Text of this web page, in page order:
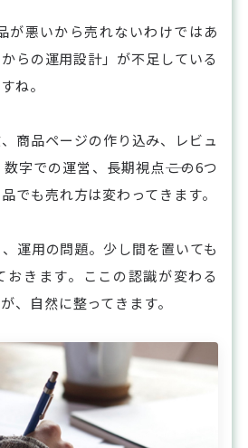
が悪いから売れないわけではあ
らの運用設計」が不足している
ね。
商品ページの作り込み、レビュ
字での運営、長期視点――この6つ
でも売れ方は変わってきます。
運用の問題。少し間を置いても
おきます。ここの認識が変わる
、自然に整ってきます。